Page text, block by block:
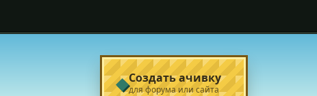
◆Создать ачивку
для форума или сайта